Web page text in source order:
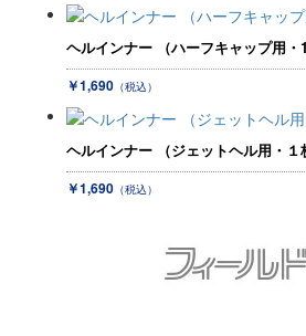
ヘルインナー （ハーフキャップ用・
￥1,690 （税込）
ヘルインナー （ジェットヘル用・１
￥1,690 （税込）